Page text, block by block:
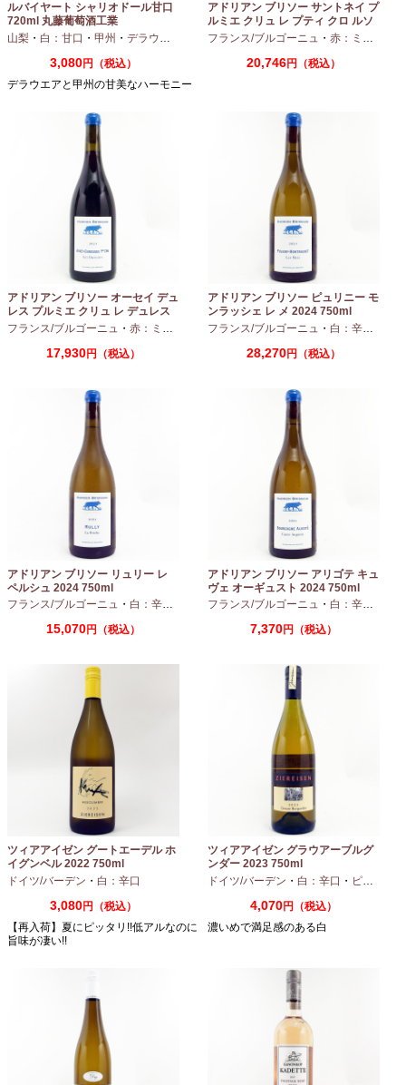
ルバイヤート シャリオドール甘口
720ml 丸藤葡萄酒工業
山梨 ・ 白：甘口 ・ 甲州 ・ デラウエア
3,080円（税込）
デラウエアと甲州の甘美なハーモニー
アドリアン ブリソー サントネイ プ
ルミエ クリュ レ プティ クロ ルソ
ー 2024 750ml
フランス/ブルゴーニュ ・ 赤：ミディアムボディ
20,746円（税込）
アドリアン ブリソー オーセイ デュ
レス プルミエ クリュ レ デュレス
2024 750ml
フランス/ブルゴーニュ ・ 赤：ミディアムボディ ・ピノノワール
17,930円（税込）
アドリアン ブリソー ピュリニー モ
ンラッシェ レ メ 2024 750ml
フランス/ブルゴーニュ ・ 白：辛口
28,270円（税込）
アドリアン ブリソー リュリー レ
ペルシュ 2024 750ml
フランス/ブルゴーニュ ・ 白：辛口 シャルドネ
15,070円（税込）
アドリアン ブリソー アリゴテ キュ
ヴェ オーギュスト 2024 750ml
フランス/ブルゴーニュ ・ 白：辛口
7,370円（税込）
ツィアアイゼン グートエーデル ホ
イグンベル 2022 750ml
ドイツ/バーデン ・ 白：辛口
3,080円（税込）
【再入荷】夏にピッタリ!!低アルなのに
旨味が凄い!!
ツィアアイゼン グラウアーブルグ
ンダー 2023 750ml
ドイツ/バーデン ・ 白：辛口 ・ ピノグリ
4,070円（税込）
濃いめで満足感のある白